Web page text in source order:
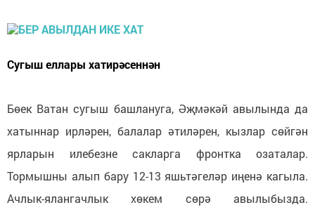
Сугыш еллары хатирәсеннән
Бөек Ватан сугыш башлануга, Әҗмәкәй авылында да
хатыннар ирләрен, балалар әтиләрен, кызлар сөйгән
ярларын илебезне сакларга фронтка озаталар.
Тормышны алып бару 12-13 яшьтәгеләр иңенә кагыла.
Ачлык-ялангачлык хөкем сөрә авылыбызда.